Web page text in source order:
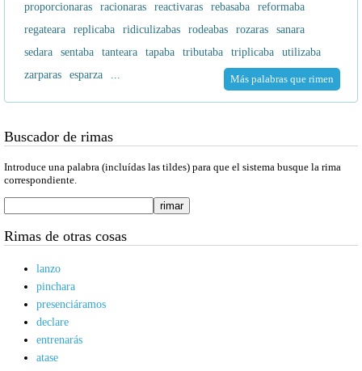
proporcionaras
racionaras reactivaras rebasaba
reformaba
regateara
replicaba ridiculizabas rodeabas rozaras
sanara
sedara
sentaba tanteara tapaba tributaba triplicaba
utilizaba
zarparas
esparza ... Más palabras que rimen
Buscador de rimas
Introduce una palabra (incluídas las tildes) para que el sistema busque la rima
correspondiente.
Rimas de otras cosas
lanzo
pinchara
presenciáramos
declare
entrenarás
atase